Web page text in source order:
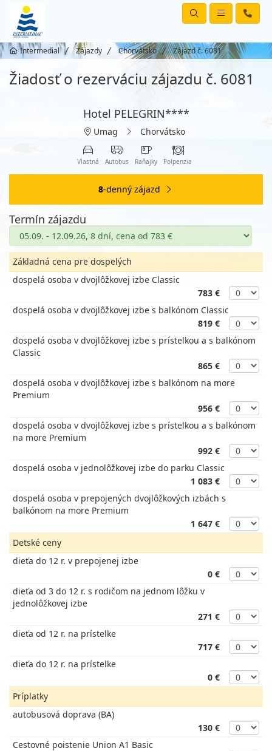
Intermedial Zájazdy Chorvátsko Zájazd č. 6081
Žiadosť o rezerváciu zájazdu č. 6081
Hotel PELEGRIN****
Umag Chorvátsko
Vlastná Autobus Raňajky Polpenzia
8-denný zájazd
Termín zájazdu
Základná cena pre dospelých
dospelá osoba v dvojlôžkovej izbe Classic
783 €
dospelá osoba v dvojlôžkovej izbe s balkónom Classic
819 €
dospelá osoba v dvojlôžkovej izbe s prístelkou a s balkónom
Classic
865 €
dospelá osoba v dvojlôžkovej izbe s balkónom na more
Premium
956 €
dospelá osoba v dvojlôžkovej izbe s prístelkou a s balkónom
na more Premium
992 €
dospelá osoba v jednolôžkovej izbe do parku Classic
1 083 €
dospelá osoba v prepojených dvojlôžkových izbách s
balkónom na more Premium
1 647 €
Detské ceny
dieťa do 12 r. v prepojenej izbe
0 €
dieťa od 3 do 12 r. s rodičom na jednom lôžku v
jednolôžkovej izbe
271 €
dieťa od 12 r. na prístelke
717 €
dieťa do 12 r. na prístelke
0 €
Príplatky
autobusová doprava (BA)
130 €
Cestovné poistenie Union A1 Basic